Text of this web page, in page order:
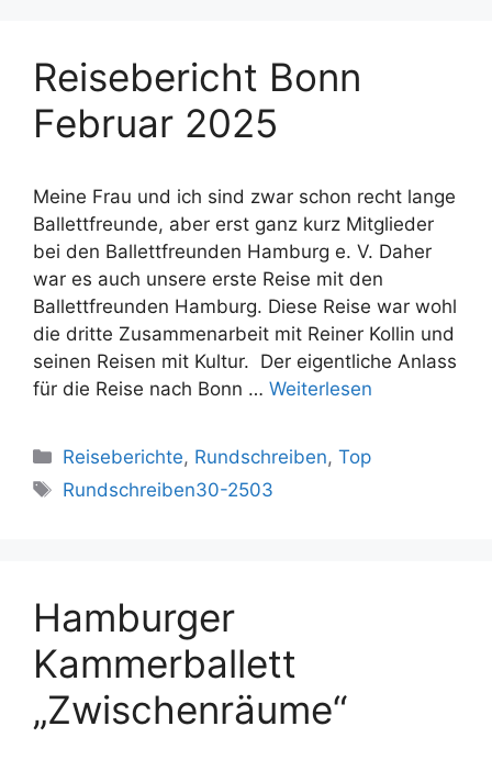
Reisebericht Bonn
Februar 2025
Meine Frau und ich sind zwar schon recht lange
Ballettfreunde, aber erst ganz kurz Mitglieder
bei den Ballettfreunden Hamburg e. V. Daher
war es auch unsere erste Reise mit den
Ballettfreunden Hamburg. Diese Reise war wohl
die dritte Zusammenarbeit mit Reiner Kollin und
seinen Reisen mit Kultur. Der eigentliche Anlass
für die Reise nach Bonn … Weiterlesen
Kategorien
Reiseberichte, Rundschreiben,Top
Schlagwörter
Rundschreiben30-2503
Hamburger
Kammerballett
„Zwischenräume“